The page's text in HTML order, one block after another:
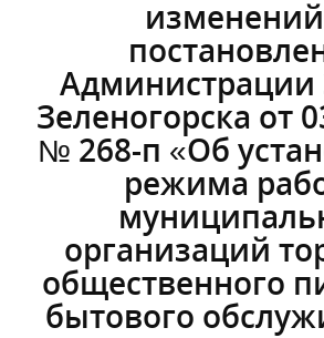
Администрации
Зеленогорска от
№ 268-п «Об
режима
организаций
общественного
бытового